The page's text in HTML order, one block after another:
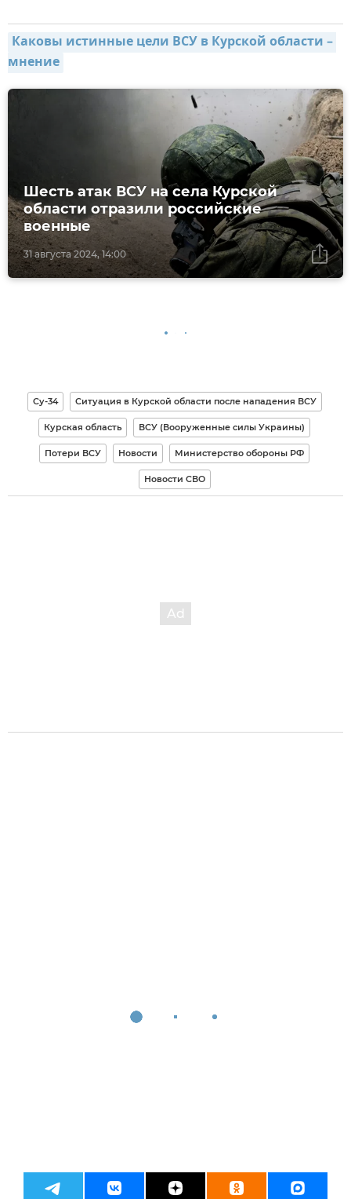
Каковы истинные цели ВСУ в Курской области –
мнение
31 августа 2024, 14:00
Шесть атак ВСУ на села Курской
области отразили российские
военные
Су-34 Ситуация в Курской области после нападения ВСУ
Курская область ВСУ (Вооруженные силы Украины)
Потери ВСУ Новости Министерство обороны РФ
Новости СВО